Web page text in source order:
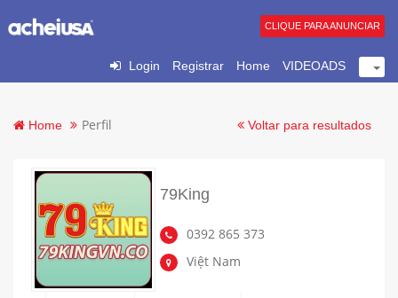
Login Registrar Home VIDEOADS
CLIQUE PARA ANUNCIAR
Home Perfil Voltar para resultados
79King
0392 865 373
Việt Nam